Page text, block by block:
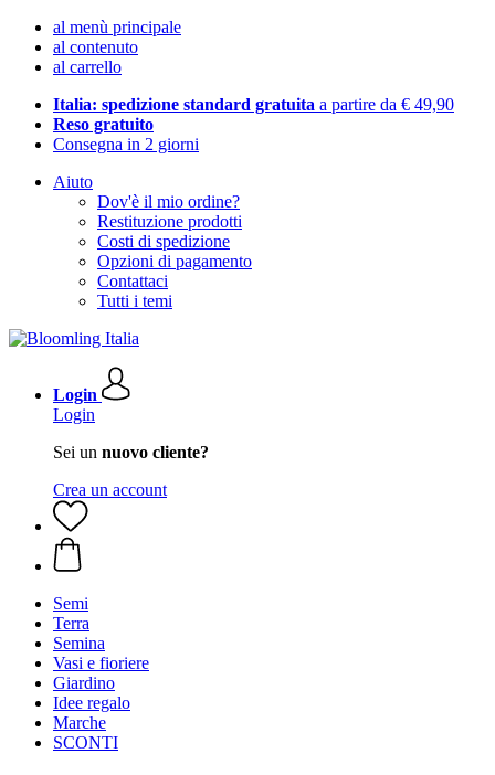
al menù principale
al contenuto
al carrello
Italia: spedizione standard gratuita a partire da € 49,90
Reso gratuito
Consegna in 2 giorni
Aiuto
Dov'è il mio ordine?
Restituzione prodotti
Costi di spedizione
Opzioni di pagamento
Contattaci
Tutti i temi
Login
Login
Sei un nuovo cliente?
Crea un account
Semi
Terra
Semina
Vasi e fioriere
Giardino
Idee regalo
Marche
SCONTI